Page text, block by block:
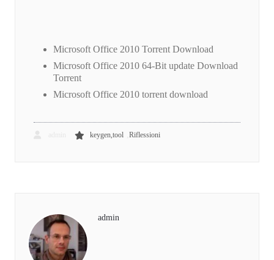
Microsoft Office 2010 Torrent Download
Microsoft Office 2010 64-Bit update Download
Torrent
Microsoft Office 2010 torrent download
keygen,tool Riflessioni
admin